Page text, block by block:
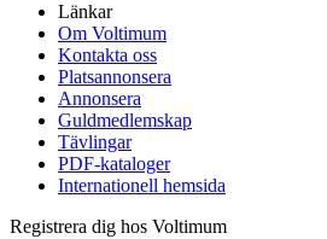
Länkar
Om Voltimum
Kontakta oss
Platsannonsera
Annonsera
Guldmedlemskap
Tävlingar
PDF-kataloger
Internationell hemsida
Registrera dig hos Voltimum